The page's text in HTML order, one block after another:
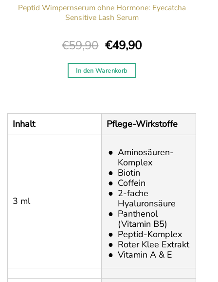
Peptid Wimpernserum ohne Hormone: Eyecatcha
Sensitive Lash Serum
€59,90 Ursprünglicher
war:
€59,90
€49,90Aktueller
In den Warenkorb
Inhalt Pflege-Wirkstoffe
3 ml
Aminosäuren-
Komplex
Biotin
Coffein
2-fache
Hyaluronsäure
Panthenol
(Vitamin B5)
Peptid-Komplex
Roter Klee Extrakt
Vitamin A & E